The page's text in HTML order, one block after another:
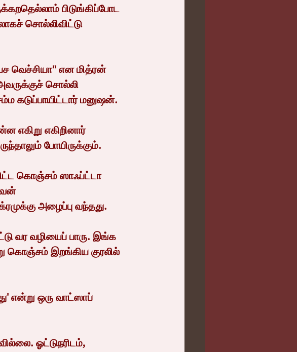
பிடுங்கிப்போட
சொல்லிவிட்டு
சொல்லி
கடுப்பாயிட்டார் மனுஷன்.
போயிருக்கும்.
அழைப்பு வந்தது.
கொஞ்சம் இறங்கிய குரலில்